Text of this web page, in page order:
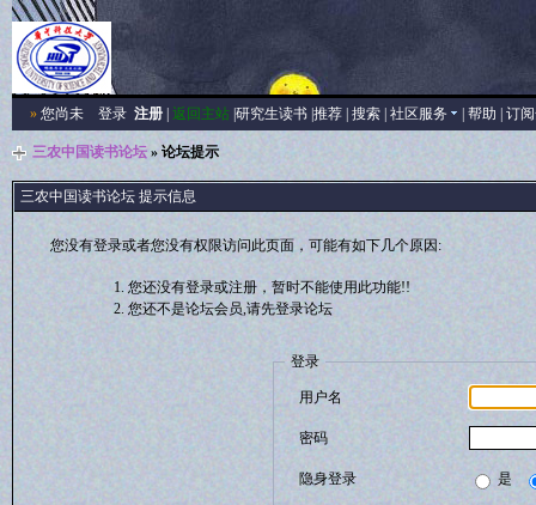
»您尚未 登录 注册| 返回主站| 研究生读书| 推荐| 搜索| 社区服务 帮助 订
三农中国读书论坛» 论坛提示
三农中国读书论坛 提示信息
您没有登录或者您没有权限访问此页面，可能有如下几个原因:
您还没有登录或注册，暂时不能使用此功能!!
您还不是论坛会员,请先登录论坛
登录
用户名
密码
隐身登录 是